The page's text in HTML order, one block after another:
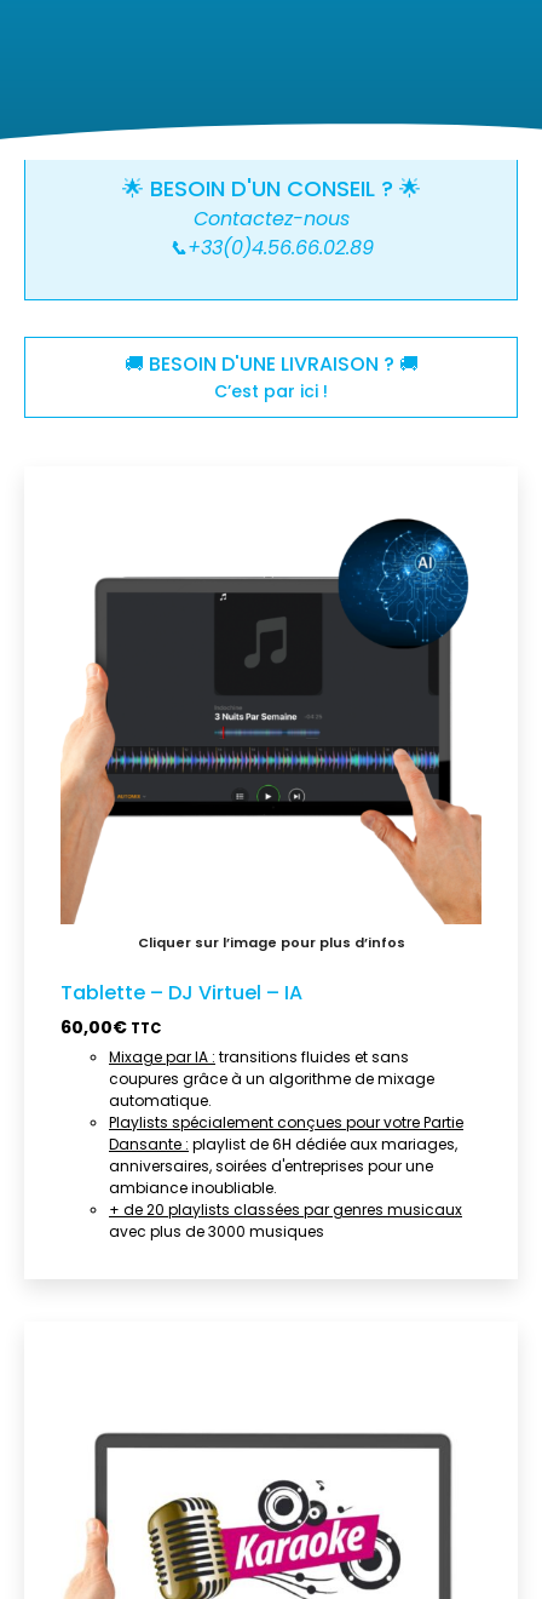
🌟 BESOIN D'UN CONSEIL ? 🌟
Contactez-nous
📞+33(0)4.56.66.02.89
🚚 BESOIN D'UNE LIVRAISON ? 🚚
C’est par ici !
Tablette – DJ Virtuel – IA
60,00€ TTC
Mixage par IA : transitions fluides et sans
coupures grâce à un algorithme de mixage
automatique.
Playlists spécialement conçues pour votre Partie
Dansante : playlist de 6H dédiée aux mariages,
anniversaires, soirées d'entreprises pour une
ambiance inoubliable.
+ de 20 playlists classées par genres musicaux
avec plus de 3000 musiques